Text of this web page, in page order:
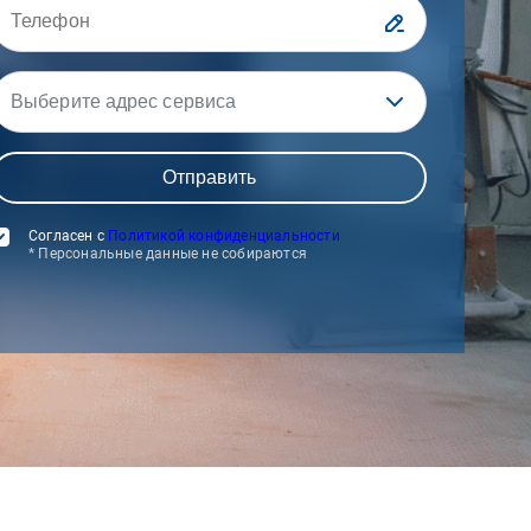
Выберите адрес сервиса
Согласен с Политикой конфиденциальности
* Персональные данные не собираются